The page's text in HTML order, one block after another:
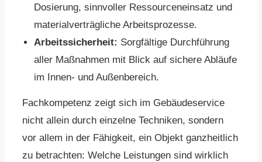
Dosierung, sinnvoller Ressourceneinsatz und
materialverträgliche Arbeitsprozesse.
Arbeitssicherheit: Sorgfältige Durchführung
aller Maßnahmen mit Blick auf sichere Abläufe
im Innen- und Außenbereich.
Fachkompetenz zeigt sich im Gebäudeservice
nicht allein durch einzelne Techniken, sondern
vor allem in der Fähigkeit, ein Objekt ganzheitlich
zu betrachten: Welche Leistungen sind wirklich